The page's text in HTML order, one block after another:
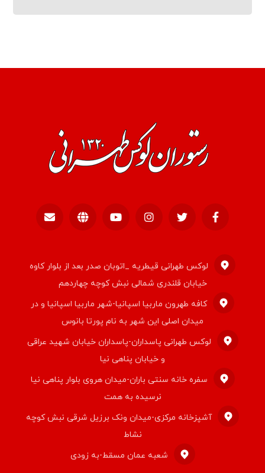
لوکس طهرانی قیطریه _اتوبان صدر بعد از بلوار کاوه
خیابان قلندری شمالی نبش کوچه چهاردهم
کافه طهرون ماربیا اسپانیا-شهر ماربیا اسپانیا و در
میدان اصلی این شهر به نام پورتا بانوس
لوکس طهرانی پاسداران-پاسداران خیابان شهید عراقی
و خیابان پناهی نیا
سفره خانه سنتی باران-میدان هروی بلوار پناهی نیا
نرسیده به همت
آشپزخانه مرکزی-میدان ونک برزیل شرقی نبش کوچه
نشاط
شعبه عمان مسقط-به زودی